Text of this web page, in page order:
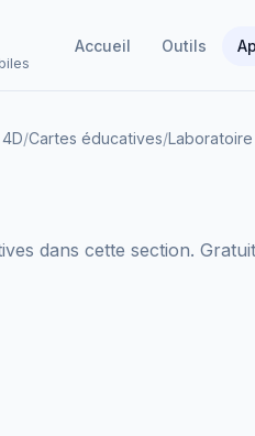
Accueil Outils
/Cartes éducatives/Laboratoire
dans cette section.